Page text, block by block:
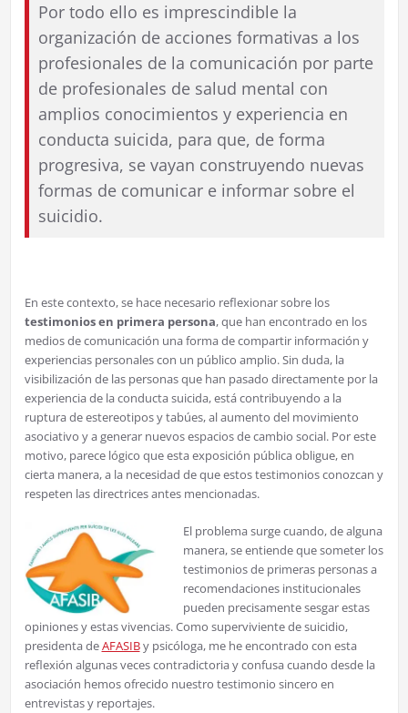
Por todo ello es imprescindible la
organización de acciones formativas a los
profesionales de la comunicación por parte
de profesionales de salud mental con
amplios conocimientos y experiencia en
conducta suicida, para que, de forma
progresiva, se vayan construyendo nuevas
formas de comunicar e informar sobre el
suicidio.
En este contexto, se hace necesario reflexionar sobre los
testimonios en primera persona, que han encontrado en los
medios de comunicación una forma de compartir información y
experiencias personales con un público amplio. Sin duda, la
visibilización de las personas que han pasado directamente por la
experiencia de la conducta suicida, está contribuyendo a la
ruptura de estereotipos y tabúes, al aumento del movimiento
asociativo y a generar nuevos espacios de cambio social. Por este
motivo, parece lógico que esta exposición pública obligue, en
cierta manera, a la necesidad de que estos testimonios conozcan y
respeten las directrices antes mencionadas.
El problema surge cuando, de alguna
manera, se entiende que someter los
testimonios de primeras personas a
recomendaciones institucionales
pueden precisamente sesgar estas
opiniones y estas vivencias. Como superviviente de suicidio,
presidenta deAFASIBy psicóloga, me he encontrado con esta
reflexión algunas veces contradictoria y confusa cuando desde la
asociación hemos ofrecido nuestro testimonio sincero en
entrevistas y reportajes.